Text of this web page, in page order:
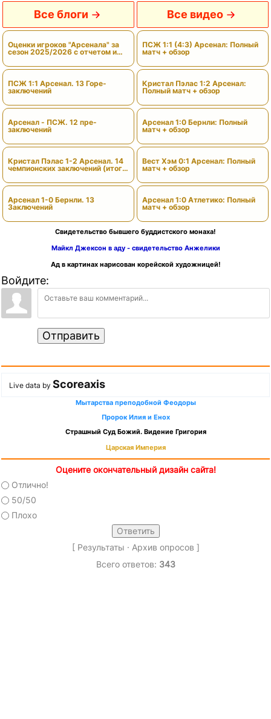
Все блоги
Оценки игроков "Арсенала" за
сезон 2025/2026 с отчетом и
ПСЖ 1:1 Арсенал. 13 Горе-
заключений
Арсенал - ПСЖ. 12 пре-
заключений
Кристал Пэлас 1-2 Арсенал. 14
чемпионских заключений (итоги
Арсенал 1-0 Бернли. 13
Заключений
Все видео
ПСЖ 1:1 (4:3) Арсенал: Полный
матч + обзор
Кристал Пэлас 1:2 Арсенал:
Полный матч + обзор
Арсенал 1:0 Бернли: Полный
матч + обзор
Вест Хэм 0:1 Арсенал: Полный
матч + обзор
Арсенал 1:0 Атлетико: Полный
матч + обзор
Свидетельство бывшего буддистского монаха!
Майкл Джексон в аду - свидетельство Анжелики
Ад в картинах нарисован корейской художницей!
Войдите:
Отправить
Live data by Scoreaxis
Мытарства преподобной Феодоры
Пророк Илия и Енох
Страшный Суд Божий. Видение Григория
Царская Империя
Оцените окончательный дизайн сайта!
Отлично!
50/50
Плохо
[ Результаты · Архив опросов ]
Всего ответов: 343